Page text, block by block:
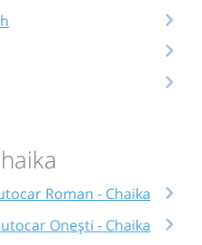
Roman - Chaika
Onești - Chaika